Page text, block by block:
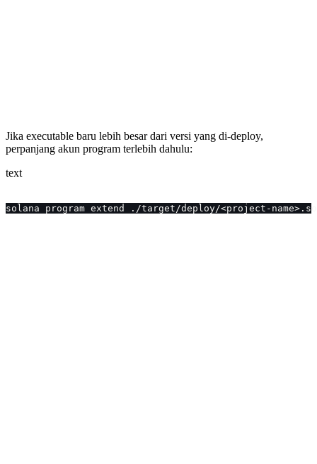
Jika executable baru lebih besar dari versi yang di-deploy,
perpanjang akun program terlebih dahulu:
text
solana program extend ./target/deploy/<project-name>.so